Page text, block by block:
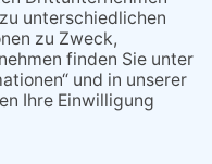
Ein kleiner Blick
durch Nutzung
statt Säcken